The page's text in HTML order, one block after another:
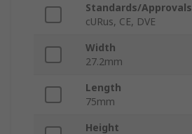
Standards/Approvals
cURus, CE, DVE
Width
27.2mm
Length
75mm
Height